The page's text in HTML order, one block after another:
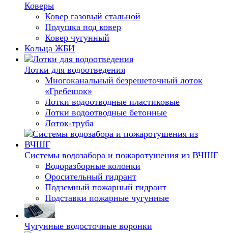
Коверы
Ковер газовый стальной
Подушка под ковер
Ковер чугунный
Кольца ЖБИ
Лотки для водоотведения
Многоканальный безрешеточный лоток
«Гребешок»
Лотки водоотводные пластиковые
Лотки водоотводные бетонные
Лоток-труба
Системы водозабора и пожаротушения из ВЧШГ
Водоразборные колонки
Оросительный гидрант
Подземный пожарный гидрант
Подставки пожарные чугунные
Чугунные водосточные воронки